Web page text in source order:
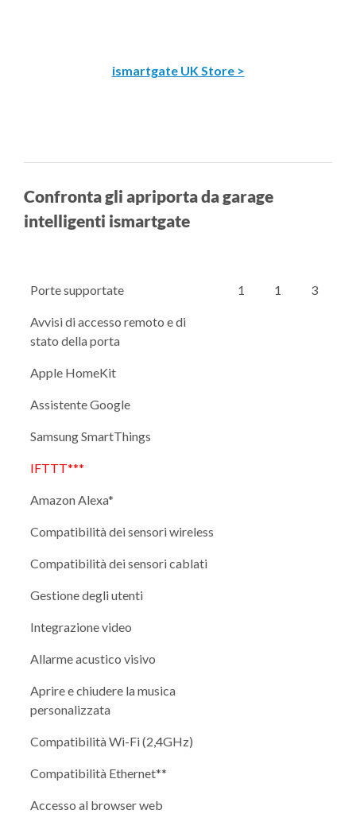
ismartgate UK Store >
Confronta gli apriporta da garage
intelligenti ismartgate
Porte supportate 1 1 3
Avvisi di accesso remoto e di
stato della porta
Apple HomeKit
Assistente Google
Samsung SmartThings
IFTTT***
Amazon Alexa*
Compatibilità dei sensori wireless
Compatibilità dei sensori cablati
Gestione degli utenti
Integrazione video
Allarme acustico visivo
Aprire e chiudere la musica
personalizzata
Compatibilità Wi-Fi (2,4GHz)
Compatibilità Ethernet**
Accesso al browser web